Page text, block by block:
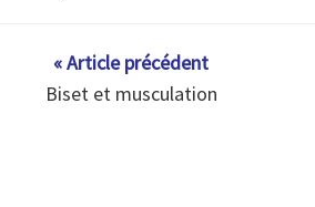
« Article précédent
Biset et musculation